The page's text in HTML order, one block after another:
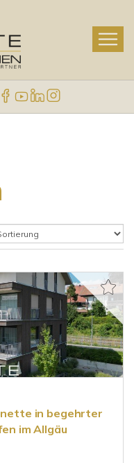
in begehrter
im Allgäu